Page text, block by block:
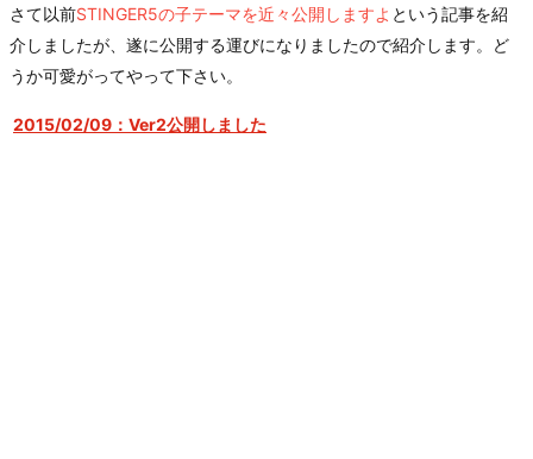
さて以前STINGER5の子テーマを近々公開しますよ という記事を紹
介しましたが、遂に公開する運びになりましたので紹介します。ど
うか可愛がってやって下さい。
2015/02/09：Ver2公開しました